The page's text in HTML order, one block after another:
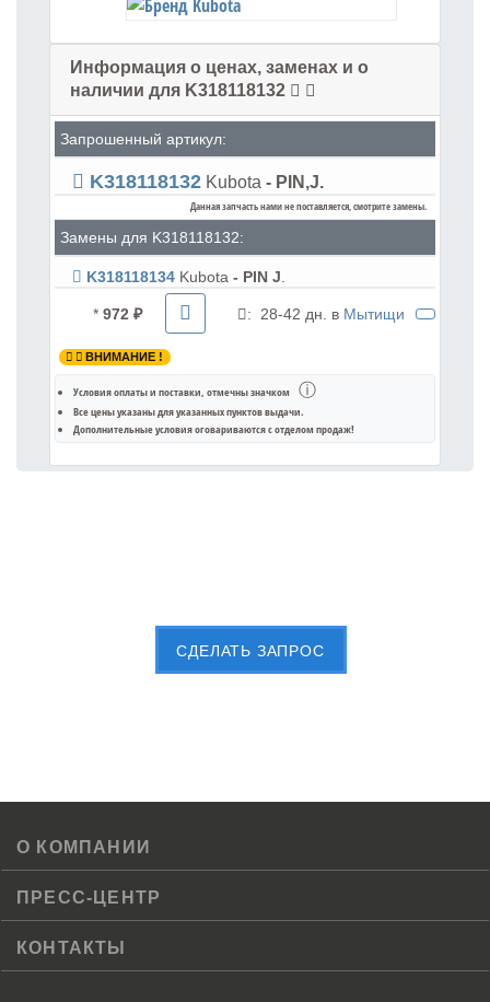
Информация о ценах, заменах и о
наличии для K318118132
Запрошенный артикул:
K318118132 Kubota - PIN,J.
Данная запчасть нами не поставляется, смотрите замены.
Замены для K318118132:
K318118134 Kubota - PIN J.
* 972 ₽ : 28-42 дн. в Мытищи
ВНИМАНИЕ !
Условия оплаты и поставки, отмечны значком ⓘ
Все цены указаны дляуказанных пунктов выдачи.
Дополнительные условия оговариваются с отделом продаж!
CДЕЛАТЬ ЗАПРОС
О КОМПАНИИ
ПРЕСС-ЦЕНТР
КОНТАКТЫ